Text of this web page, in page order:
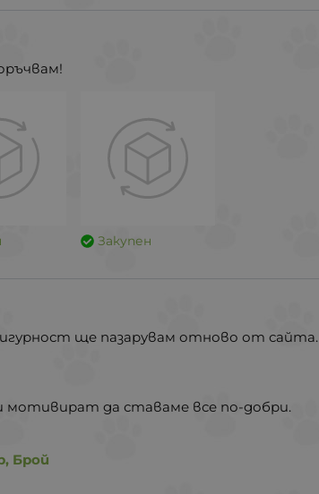
Закупен
ще пазарувам отново от сайта.
мотивират да ставаме все по-добри.
Брой